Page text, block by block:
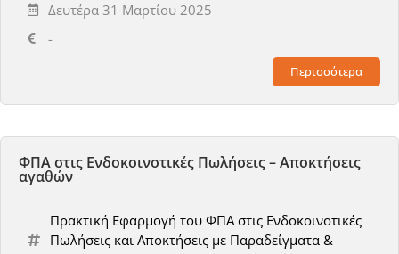
Δευτέρα 31 Μαρτίου 2025
-
Περισσότερα
ΦΠΑ στις Ενδοκοινοτικές Πωλήσεις – Αποκτήσεις
αγαθών
Πρακτική Εφαρμογή του ΦΠΑ στις Ενδοκοινοτικές
Πωλήσεις και Αποκτήσεις με Παραδείγματα &